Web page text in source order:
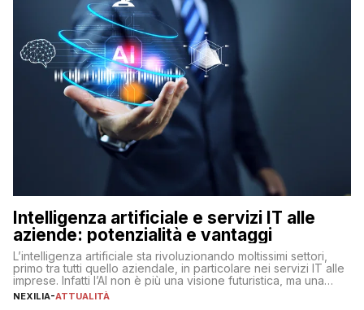
Intelligenza artificiale e servizi IT alle
aziende: potenzialità e vantaggi
L’intelligenza artificiale sta rivoluzionando moltissimi settori,
primo tra tutti quello aziendale, in particolare nei servizi IT alle
imprese. Infatti l’AI non è più una visione futuristica, ma una
realtà operativa che sta portando a un cambio significativo in
NEXILIA-ATTUALITÀ